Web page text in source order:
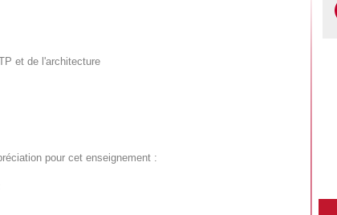
et de l'architecture
pour cet enseignement :